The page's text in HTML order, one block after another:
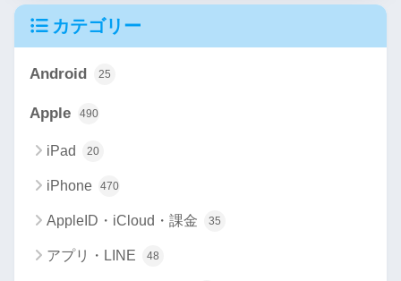
カテゴリー
Android 25
Apple 490
iPad 20
iPhone 470
AppleID・iCloud・課金 35
アプリ・LINE 48